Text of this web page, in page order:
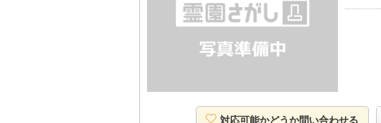
対応可能かどうか問い合わせる